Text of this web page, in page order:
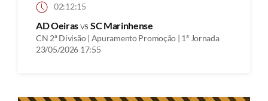
02:12:15
AD Oeirasvs SC Marinhense
CN 2ª Divisão | Apuramento Promoção | 1ª Jornada
23/05/2026 17:55